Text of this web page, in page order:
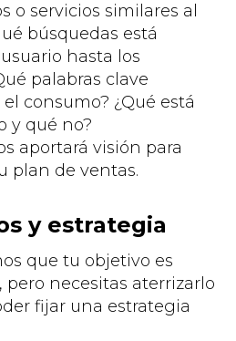
o servicios similares al
búsquedas está
hasta los
palabras clave
consumo? ¿Qué está
y qué no?
aportará visión para
plan de ventas.
y estrategia
que tu objetivo es
pero necesitas aterrizarlo
fijar una estrategia